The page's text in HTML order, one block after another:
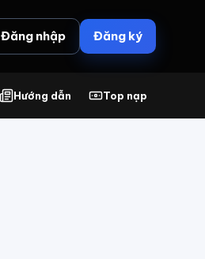
Đăng nhập Đăng ký
Hướng dẫn Top nạp